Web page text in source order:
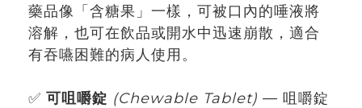
藥品像「含糖果」一樣，可被口內的唾液將
溶解，也可在飲品或開水中迅速崩散，適合
有吞嚥困難的病人使用。
✅ 可咀嚼錠 (Chewable Tablet) — 咀嚼錠